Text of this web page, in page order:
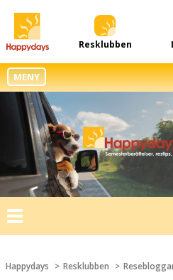
Resklubben
MENY
Toggle
navigation
Happydays Resklubben